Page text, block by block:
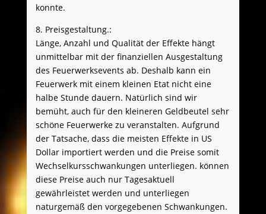
konnte.
8. Preisgestaltung.:
Länge, Anzahl und Qualität der Effekte hängt
unmittelbar mit der finanziellen Ausgestaltung
des Feuerwerksevents ab. Deshalb kann ein
Feuerwerk mit einem kleinen Etat nicht eine
halbe Stunde dauern. Natürlich sind wir
bemüht, auch für den kleineren Geldbeutel sehr
schöne Feuerwerke zu veranstalten. Aufgrund
der Tatsache, dass die meisten Effekte in US
Dollar importiert werden und die Preise somit
Wechselkursschwankungen unterliegen. können
diese Preise auch nur Tagesaktuell
gewährleistet werden und unterliegen
naturgemäß den vorgegebenen Schwankungen.